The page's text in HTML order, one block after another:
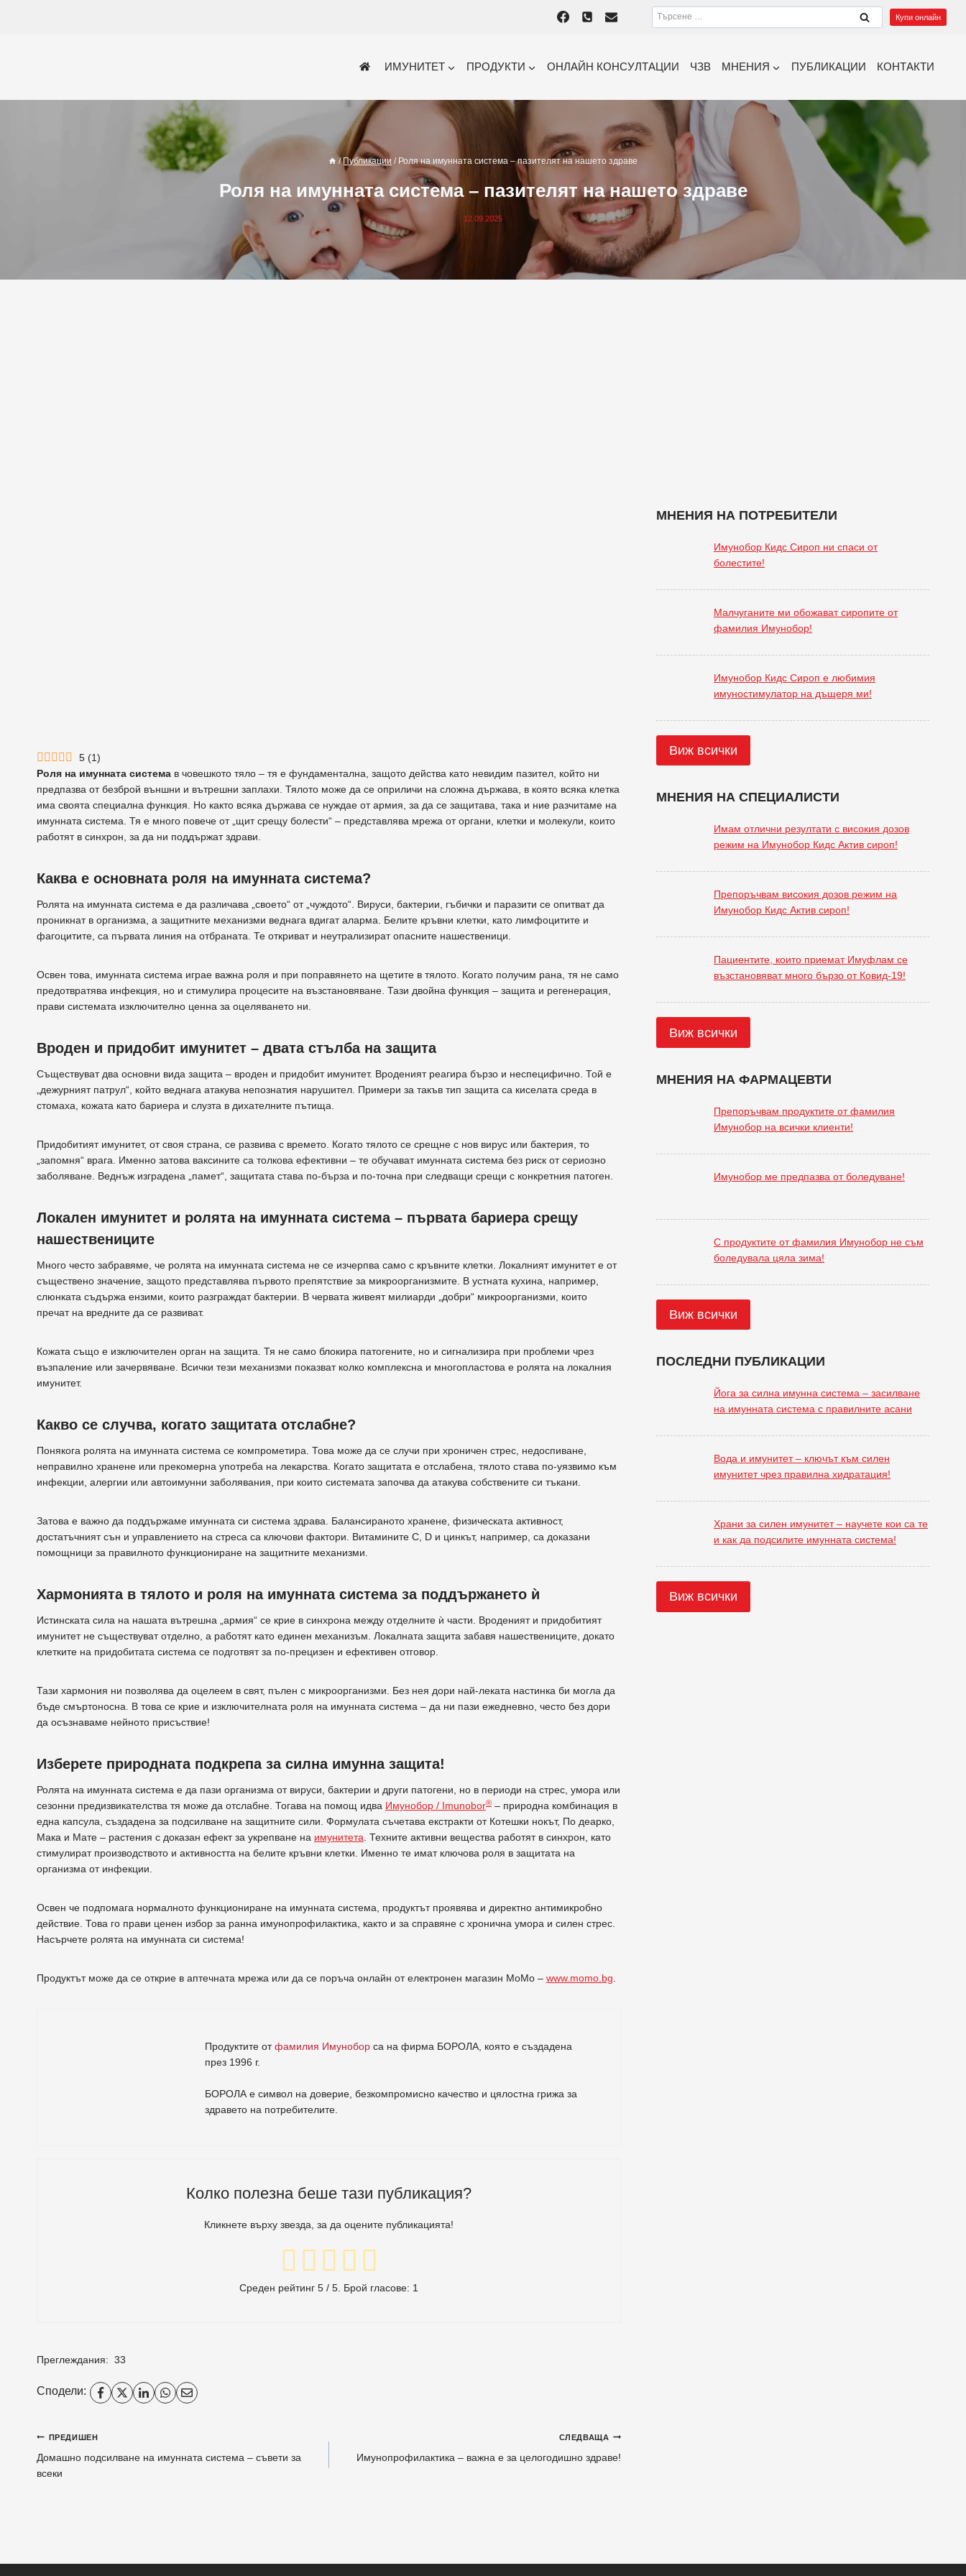
Търсене
за:
Купи онлайн
ИМУНИТЕТ ПРОДУКТИ ОНЛАЙН КОНСУЛТАЦИИ ЧЗВ МНЕНИЯ ПУБЛИКАЦИИ КОНТАКТИ
/ Публикации / Роля на имунната система – пазителят на нашето здраве
Роля на имунната система – пазителят на нашето здраве
12.09.2025
5 (1)
Роля на имунната система в човешкото тяло – тя е фундаментална, защото действа като невидим пазител, който ни
предпазва от безброй външни и вътрешни заплахи. Тялото може да се оприличи на сложна държава, в която всяка клетка
има своята специална функция. Но както всяка държава се нуждае от армия, за да се защитава, така и ние разчитаме на
имунната система. Тя е много повече от „щит срещу болести“ – представлява мрежа от органи, клетки и молекули, които
работят в синхрон, за да ни поддържат здрави.
Каква е основната роля на имунната система?
Ролята на имунната система е да различава „своето“ от „чуждото“. Вируси, бактерии, гъбички и паразити се опитват да
проникнат в организма, а защитните механизми веднага вдигат аларма. Белите кръвни клетки, като лимфоцитите и
фагоцитите, са първата линия на отбраната. Те откриват и неутрализират опасните нашественици.
Освен това, имунната система играе важна роля и при поправянето на щетите в тялото. Когато получим рана, тя не само
предотвратява инфекция, но и стимулира процесите на възстановяване. Тази двойна функция – защита и регенерация,
прави системата изключително ценна за оцеляването ни.
Вроден и придобит имунитет – двата стълба на защита
Съществуват два основни вида защита – вроден и придобит имунитет. Вроденият реагира бързо и неспецифично. Той е
„дежурният патрул“, който веднага атакува непознатия нарушител. Примери за такъв тип защита са киселата среда в
стомаха, кожата като бариера и слузта в дихателните пътища.
Придобитият имунитет, от своя страна, се развива с времето. Когато тялото се срещне с нов вирус или бактерия, то
„запомня“ врага. Именно затова ваксините са толкова ефективни – те обучават имунната система без риск от сериозно
заболяване. Веднъж изградена „памет“, защитата става по-бърза и по-точна при следващи срещи с конкретния патоген.
Локален имунитет и ролята на имунната система – първата бариера срещу
нашествениците
Много често забравяме, че ролята на имунната система не се изчерпва само с кръвните клетки. Локалният имунитет е от
съществено значение, защото представлява първото препятствие за микроорганизмите. В устната кухина, например,
слюнката съдържа ензими, които разграждат бактерии. В червата живеят милиарди „добри“ микроорганизми, които
пречат на вредните да се развиват.
Кожата също е изключителен орган на защита. Тя не само блокира патогените, но и сигнализира при проблеми чрез
възпаление или зачервяване. Всички тези механизми показват колко комплексна и многопластова е ролята на локалния
имунитет.
Какво се случва, когато защитата отслабне?
Понякога ролята на имунната система се компрометира. Това може да се случи при хроничен стрес, недоспиване,
неправилно хранене или прекомерна употреба на лекарства. Когато защитата е отслабена, тялото става по-уязвимо към
инфекции, алергии или автоимунни заболявания, при които системата започва да атакува собствените си тъкани.
Затова е важно да поддържаме имунната си система здрава. Балансираното хранене, физическата активност,
достатъчният сън и управлението на стреса са ключови фактори. Витамините С, D и цинкът, например, са доказани
помощници за правилното функциониране на защитните механизми.
Хармонията в тялото и роля на имунната система за поддържането ѝ
Истинската сила на нашата вътрешна „армия“ се крие в синхрона между отделните ѝ части. Вроденият и придобитият
имунитет не съществуват отделно, а работят като единен механизъм. Локалната защита забавя нашествениците, докато
клетките на придобитата система се подготвят за по-прецизен и ефективен отговор.
Тази хармония ни позволява да оцелеем в свят, пълен с микроорганизми. Без нея дори най-леката настинка би могла да
бъде смъртоносна. В това се крие и изключителната роля на имунната система – да ни пази ежедневно, често без дори
да осъзнаваме нейното присъствие!
Изберете природната подкрепа за силна имунна защита!
Ролята на имунната система е да пази организма от вируси, бактерии и други патогени, но в периоди на стрес, умора или
сезонни предизвикателства тя може да отслабне. Тогава на помощ идва Имунобор / Imunobor® – природна комбинация в
една капсула, създадена за подсилване на защитните сили. Формулата съчетава екстракти от Котешки нокът, По деарко,
Мака и Мате – растения с доказан ефект за укрепване на имунитета . Техните активни вещества работят в синхрон, като
стимулират производството и активността на белите кръвни клетки. Именно те имат ключова роля в защитата на
организма от инфекции.
Освен че подпомага нормалното функциониране на имунната система, продуктът проявява и директно антимикробно
действие. Това го прави ценен избор за ранна имунопрофилактика, както и за справяне с хронична умора и силен стрес.
Насърчете ролята на имунната си система!
Продуктът може да се открие в аптечната мрежа или да се поръча онлайн от електронен магазин МоМо – www.momo.bg
Продуктите отфамилия Имунобор са на фирма БОРОЛА , която е създадена
през 1996 г.
БОРОЛА е символ на доверие, безкомпромисно качество и цялостна грижа за
здравето на потребителите
Колко полезна беше тази публикация?
Кликнете върху звезда, за да оцените публикацията!
Среден рейтинг 5 / 5. Брой гласове: 1
Преглеждания: 33
Сподели:
Навигация
ПРЕДИШЕН
Домашно подсилване на имунната система – съвети за
всеки
СЛЕДВАЩА
Имунопрофилактика – важна е за целогодишно здраве!
МНЕНИЯ НА ПОТРЕБИТЕЛИ
Имунобор Кидс Сироп ни спаси от
болестите!
Малчуганите ми обожават сиропите от
фамилия Имунобор!
Имунобор Кидс Сироп е любимия
имуностимулатор на дъщеря ми!
Виж всички
МНЕНИЯ НА СПЕЦИАЛИСТИ
Имам отлични резултати с високия дозов
режим на Имунобор Кидс Актив сироп!
Препоръчвам високия дозов режим на
Имунобор Кидс Актив сироп!
Пациентите, които приемат Имуфлам се
възстановяват много бързо от Ковид-19!
Виж всички
МНЕНИЯ НА ФАРМАЦЕВТИ
Препоръчвам продуктите от фамилия
Имунобор на всички клиенти!
Имунобор ме предпазва от боледуване!
С продуктите от фамилия Имунобор не съм
боледувала цяла зима!
Виж всички
ПОСЛЕДНИ ПУБЛИКАЦИИ
Йога за силна имунна система – засилване
на имунната система с правилните асани
Вода и имунитет – ключът към силен
имунитет чрез правилна хидратация!
Храни за силен имунитет – научете кои са те
и как да подсилите имунната система!
Виж всички